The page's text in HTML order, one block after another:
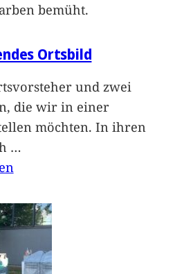
bemüht.
Ortsbild
und zwei
die wir in einer
möchten. In ihren
…